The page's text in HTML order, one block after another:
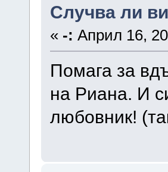
Случва ли
« -: Април 16,
Помага за
на Риана. И
любовник!